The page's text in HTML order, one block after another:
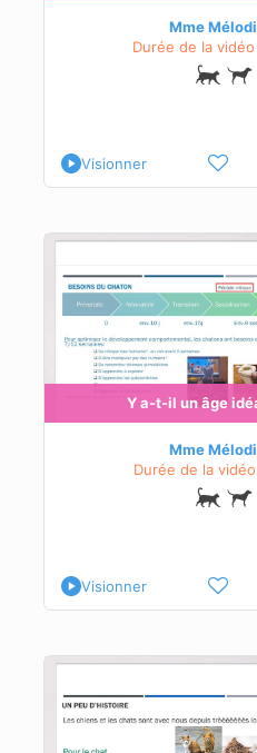
Mme
Durée de la
Visionner
Y a-t-il un âge
Mme
Durée de la
Visionner